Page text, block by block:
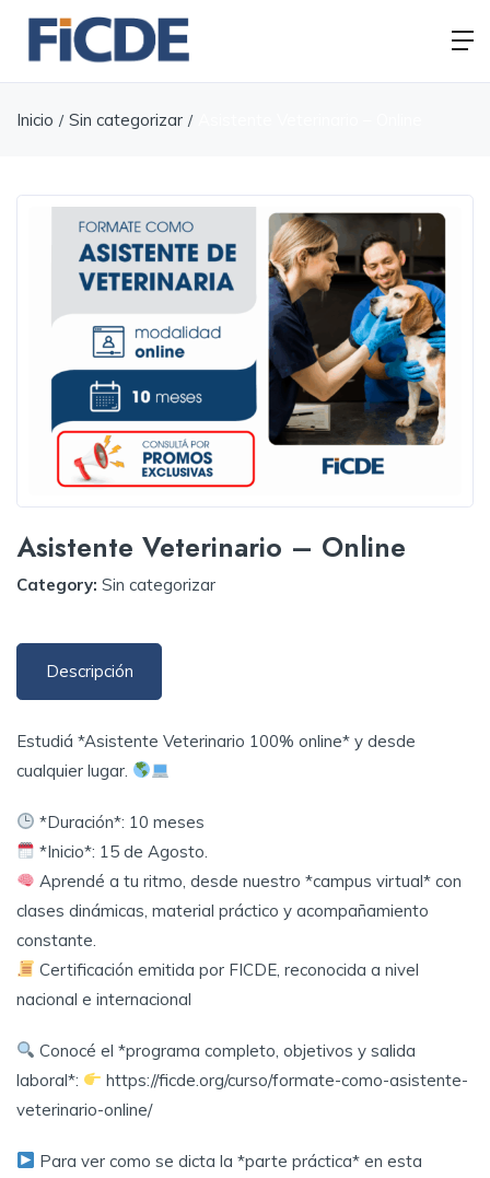
Inicio Sin categorizar
Asistente Veterinario – Online
Category: Sin categorizar
Descripción
Estudiá *Asistente Veterinario 100% online* y desde
cualquier lugar.
*Duración*: 10 meses
*Inicio*: 15 de Agosto.
Aprendé a tu ritmo, desde nuestro *campus virtual* con
clases dinámicas, material práctico y acompañamiento
constante.
Certificación emitida por FICDE, reconocida a nivel
nacional e internacional
Conocé el *programa completo, objetivos y salida
laboral*:
https://ficde.org/curso/formate-como-asistente-
veterinario-online/
Para ver como se dicta la *parte práctica* en esta